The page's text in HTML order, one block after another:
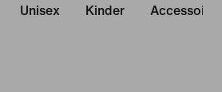
Unisex Kinder Accessoires